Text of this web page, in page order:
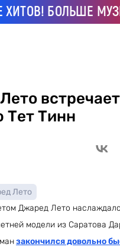
БОЛЬШЕ
Тет Тинн
Лето
Джаред Лето
модели из Саратова
закончился довольно